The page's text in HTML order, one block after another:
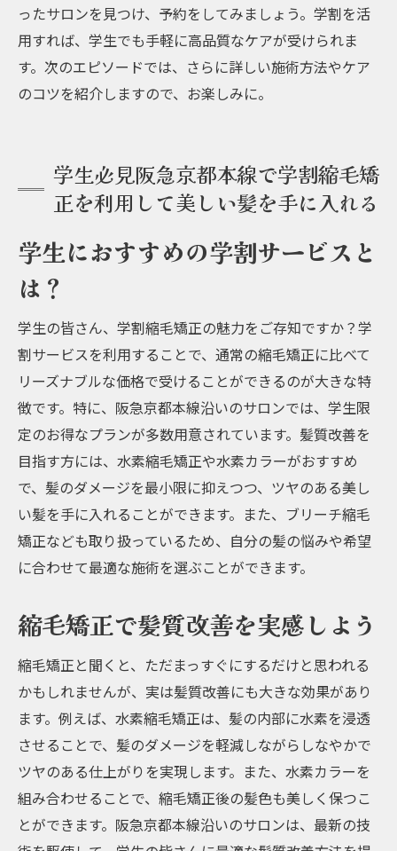
ったサロンを見つけ、予約をしてみましょう。学割を活
用すれば、学生でも手軽に高品質なケアが受けられま
す。次のエピソードでは、さらに詳しい施術方法やケア
のコツを紹介しますので、お楽しみに。
学生必見阪急京都本線で学割縮毛矯
正を利用して美しい髪を手に入れる
学生におすすめの学割サービスと
は？
学生の皆さん、学割縮毛矯正の魅力をご存知ですか？学
割サービスを利用することで、通常の縮毛矯正に比べて
リーズナブルな価格で受けることができるのが大きな特
徴です。特に、阪急京都本線沿いのサロンでは、学生限
定のお得なプランが多数用意されています。髪質改善を
目指す方には、水素縮毛矯正や水素カラーがおすすめ
で、髪のダメージを最小限に抑えつつ、ツヤのある美し
い髪を手に入れることができます。また、ブリーチ縮毛
矯正なども取り扱っているため、自分の髪の悩みや希望
に合わせて最適な施術を選ぶことができます。
縮毛矯正で髪質改善を実感しよう
縮毛矯正と聞くと、ただまっすぐにするだけと思われる
かもしれませんが、実は髪質改善にも大きな効果があり
ます。例えば、水素縮毛矯正は、髪の内部に水素を浸透
させることで、髪のダメージを軽減しながらしなやかで
ツヤのある仕上がりを実現します。また、水素カラーを
組み合わせることで、縮毛矯正後の髪色も美しく保つこ
とができます。阪急京都本線沿いのサロンは、最新の技